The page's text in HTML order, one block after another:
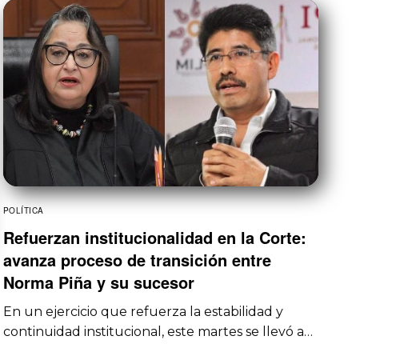
POLÍTICA
Refuerzan institucionalidad en la Corte:
avanza proceso de transición entre
Norma Piña y su sucesor
En un ejercicio que refuerza la estabilidad y
continuidad institucional, este martes se llevó a…